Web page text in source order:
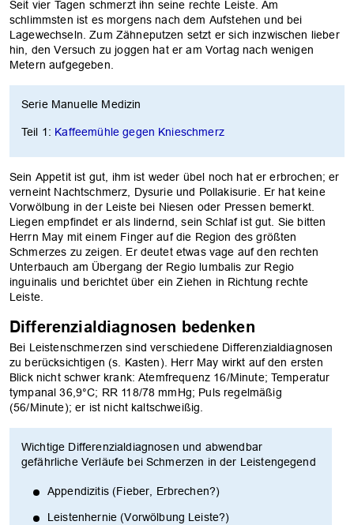
Seit vier Tagen schmerzt ihn seine rechte Leiste. Am
schlimmsten ist es morgens nach dem Aufstehen und bei
Lagewechseln. Zum Zähneputzen setzt er sich inzwischen lieber
hin, den Versuch zu joggen hat er am Vortag nach wenigen
Metern aufgegeben.
Serie Manuelle Medizin
Teil 1: Kaffeemühle gegen Knieschmerz
Sein Appetit ist gut, ihm ist weder übel noch hat er erbrochen; er
verneint Nachtschmerz, Dysurie und Pollakisurie. Er hat keine
Vorwölbung in der Leiste bei Niesen oder Pressen bemerkt.
Liegen empfindet er als lindernd, sein Schlaf ist gut. Sie bitten
Herrn May mit einem Finger auf die Region des größten
Schmerzes zu zeigen. Er deutet etwas vage auf den rechten
Unterbauch am Übergang der Regio lumbalis zur Regio
inguinalis und berichtet über ein Ziehen in Richtung rechte
Leiste.
Differenzialdiagnosen bedenken
Bei Leistenschmerzen sind verschiedene Differenzialdiagnosen
zu berücksichtigen (s. Kasten). Herr May wirkt auf den ersten
Blick nicht schwer krank: Atemfrequenz 16/Minute; Temperatur
tympanal 36,9°C; RR 118/78 mmHg; Puls regelmäßig
(56/Minute); er ist nicht kaltschweißig.
Wichtige Differenzialdiagnosen und abwendbar
gefährliche Verläufe bei Schmerzen in der Leistengegend
Appendizitis (Fieber, Erbrechen?)
Leistenhernie (Vorwölbung Leiste?)